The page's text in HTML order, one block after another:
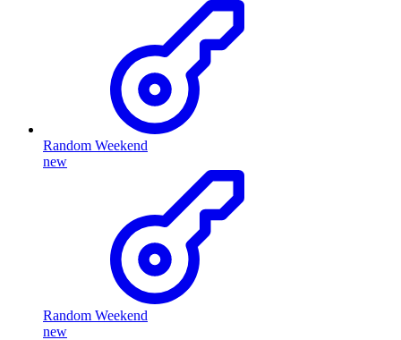
Random Weekend
new
Random Weekend
new